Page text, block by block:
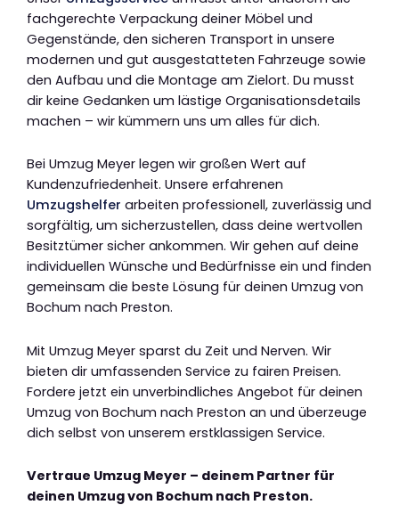
fachgerechte Verpackung deiner Möbel und
Gegenstände, den sicheren Transport in unsere
modernen und gut ausgestatteten Fahrzeuge sowie
den Aufbau und die Montage am Zielort. Du musst
dir keine Gedanken um lästige Organisationsdetails
machen – wir kümmern uns um alles für dich.
Bei Umzug Meyer legen wir großen Wert auf
Kundenzufriedenheit. Unsere erfahrenen
Umzugshelfer arbeiten professionell, zuverlässig und
sorgfältig, um sicherzustellen, dass deine wertvollen
Besitztümer sicher ankommen. Wir gehen auf deine
individuellen Wünsche und Bedürfnisse ein und finden
gemeinsam die beste Lösung für deinen Umzug von
Bochum nach Preston.
Mit Umzug Meyer sparst du Zeit und Nerven. Wir
bieten dir umfassenden Service zu fairen Preisen.
Fordere jetzt ein unverbindliches Angebot für deinen
Umzug von Bochum nach Preston an und überzeuge
dich selbst von unserem erstklassigen Service.
Vertraue Umzug Meyer – deinem Partner für
deinen Umzug von Bochum nach Preston.